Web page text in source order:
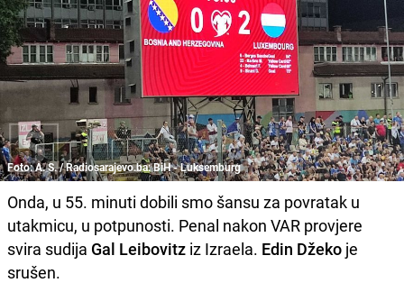
Foto: A. S. / Radiosarajevo.ba: BiH - Luksemburg
Onda, u 55. minuti dobili smo šansu za povratak u
utakmicu, u potpunosti. Penal nakon VAR provjere
svira sudija Gal Leibovitz iz Izraela. Edin Džeko je
srušen.